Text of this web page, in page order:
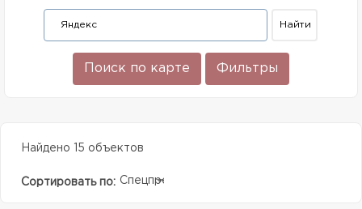
Поиск по карте Фильтры
Найдено 15 объектов
Сортировать по: Спецпредолжение